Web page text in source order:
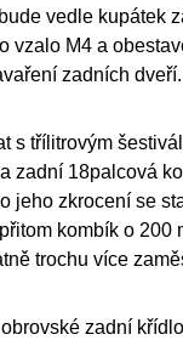
vedle kupátek
vzalo M4 a
zadních
s třílitrovým
zadní 18palcová
jeho zkrocení se
kombík o
trochu více
zadní